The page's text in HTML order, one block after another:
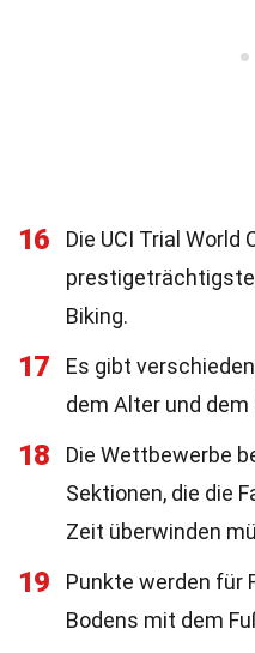
16
Die UCI Trial
Biking.
17
Es gibt
dem Alter und
18
Die Wettbewerbe
Sektionen, die die
Zeit überwinden
19
Punkte werden für
Bodens mit dem